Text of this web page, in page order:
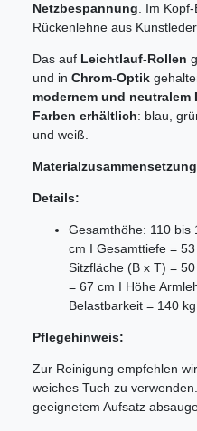
Netzbespannung. Im
Rückenlehne aus
Das auf Leichtlauf-Rollen
und in Chrom-Optik
modernem und neutralem
Farben erhältlich: blau,
und weiß.
Details:
Gesamthöhe: 110 bis
cm I Gesamttiefe =
Sitzfläche (B x T) =
= 67 cm I Höhe
Belastbarkeit = 140
Pflegehinweis:
Zur Reinigung empfehlen
weiches Tuch zu
geeignetem Aufsatz